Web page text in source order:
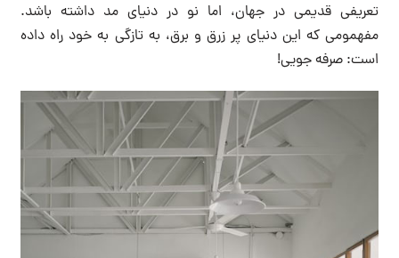
تعریفی قدیمی در جهان، اما نو در دنیای مد داشته باشد.
مفهمومی که این دنیای پر زرق و برق، به تازگی به خود راه داده
است: صرفه جویی!